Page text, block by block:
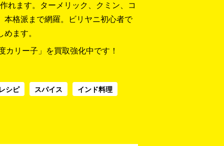
れます。ターメリック、クミン、コ
本格派まで網羅。ビリヤニ初心者で
ます。
カリー子」を買取強化中です！
シピ スパイス インド料理